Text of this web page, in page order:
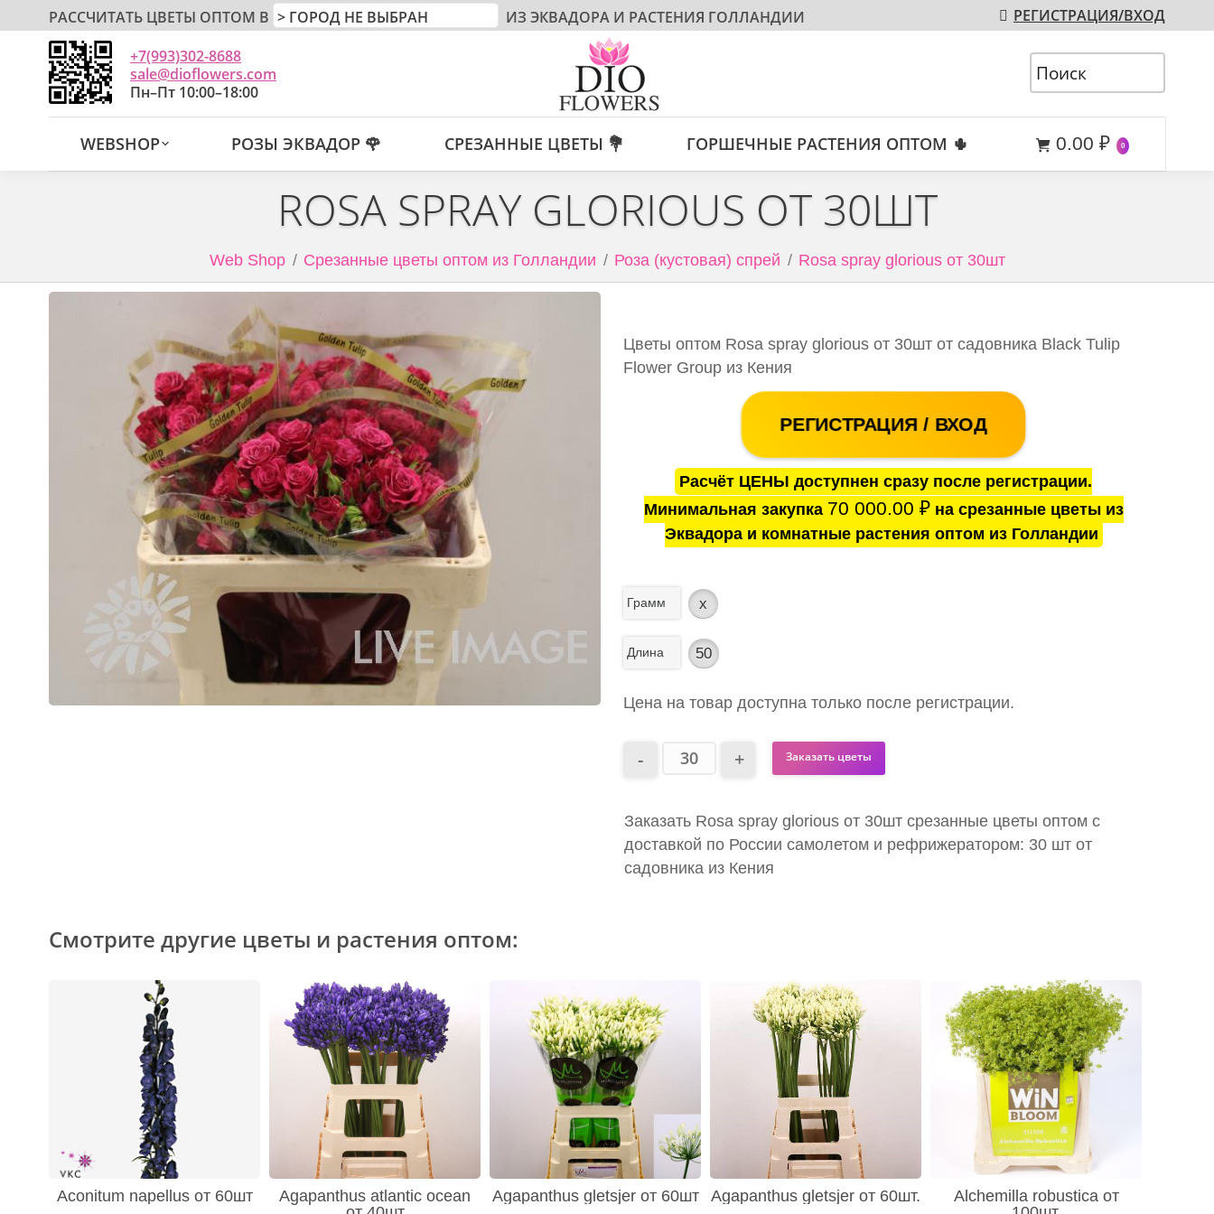
РАССЧИТАТЬ ЦВЕТЫ ОПТОМ В ИЗ ЭКВАДОРА И РАСТЕНИЯ ГОЛЛАНДИИ РЕГИСТРАЦИЯ/ВХОД
+7(993)302-8688
sale@dioflowers.com
Пн–Пт 10:00–18:00
WEBSHOP РОЗЫ ЭКВАДОР 🌹 СРЕЗАННЫЕ ЦВЕТЫ 💐 ГОРШЕЧНЫЕ РАСТЕНИЯ ОПТОМ 🌵 0.00 ₽ 0
ROSA SPRAY GLORIOUS ОТ 30ШТ
Web Shop Срезанные цветы оптом из Голландии Роза (кустовая) спрей Rosa spray glorious от 30шт
Цветы оптом Rosa spray glorious от 30шт от садовника Black Tulip
Flower Group из Кения
РЕГИСТРАЦИЯ / ВХОД
Расчёт ЦЕНЫ доступнен сразу после регистрации.
Минимальная закупка 70 000.00 ₽на срезанные цветы из
Эквадора и комнатные растения оптом из Голландии
Грамм x
Длина 50
Цена на товар доступна только после регистрации.
Заказать цветы
Заказать Rosa spray glorious от 30шт срезанные цветы оптом с
доставкой по России самолетом и рефрижератором: 30 шт от
садовника из Кения
Смотрите другие цветы и растения оптом:
Aconitum napellus от 60шт
Agapanthus atlantic ocean
Agapanthus gletsjer от 60шт Agapanthus gletsjer от 60шт.
Alchemilla robustica от